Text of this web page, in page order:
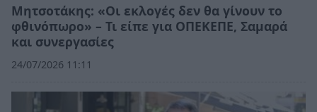
Μητσοτάκης: «Οι εκλογές δεν θα γίνουν το
φθινόπωρο» – Τι είπε για ΟΠΕΚΕΠΕ, Σαμαρά
και συνεργασίες
24/07/2026 11:11